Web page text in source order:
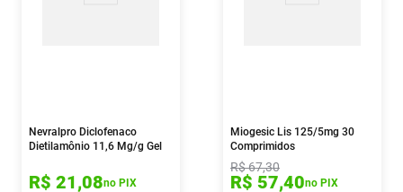
Nevralpro Diclofenaco
Dietilamônio 11,6 Mg/g Gel
R$ 21,08no PIX
Miogesic Lis 125/5mg 30
Comprimidos
R$67,30
R$ 57,40no PIX